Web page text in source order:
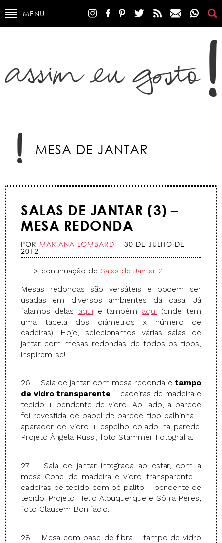
MENU
MESA DE JANTAR
SALAS DE JANTAR (3) –
MESA REDONDA
POR MARIANA LOMBARDI - 30 DE JULHO DE
2012
—–> continuação de Salas de Jantar 2
Mesas redondas são versáteis e podem ser
usadas em diversos ambientes da casa. Já
falamos delas aquie também aqui (onde tem
uma tabela dos diâmetros x número de
cadeiras). Hoje, selecionamos várias salas de
jantar com mesas redondas de todos os tipos,
inspirem-se!
26 – Sala de jantar com mesa redonda e tampo
de vidro transparente + cadeiras de madeira e
tecido + pendente de vidro. Ao lado, a parede
foi revestida de papel de parede tipo palhinha +
aparador de vidro + espelho colado na parede.
Projeto Ângela Russi, foto Stammer Fotografia.
27 – Sala de jantar integrada ao estar, com a
mesa Cone de madeira e vidro transparente +
cadeiras de tecido com pé palito + pendente de
tecido. Projeto Helio Albuquerque e Sônia Peres,
foto Clausem Bonifácio.
28 – Mesa com base de fibra + tampo de vidro